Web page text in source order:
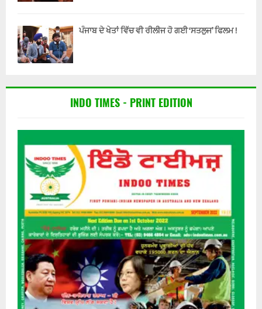
ਪੰਜਾਬ ਦੇ ਖੇਤਾਂ ਵਿੱਚ ਵੀ ਰੀਲੀਜ ਹੋ ਗਈ ‘ਸਤਲੁਜ’ ਫਿਲਮ !
INDO TIMES - PRINT EDITION